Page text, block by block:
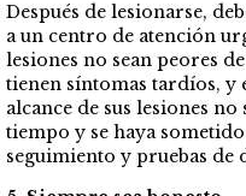
Después de lesionarse,
a un centro de atención
lesiones no sean peores
tienen síntomas tardíos, y
alcance de sus lesiones no
tiempo y se haya
seguimiento y pruebas de